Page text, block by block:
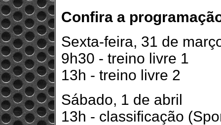
Confira a
Sexta-feira, 31 de
9h30 - treino livre 1
13h - treino livre 2
Sábado, 1 de abril
13h - classificação